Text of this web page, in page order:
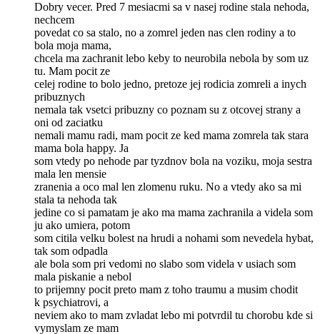
Dobry vecer. Pred 7 mesiacmi sa v nasej rodine stala nehoda,
nechcem
povedat co sa stalo, no a zomrel jeden nas clen rodiny a to
bola moja mama,
chcela ma zachranit lebo keby to neurobila nebola by som uz
tu. Mam pocit ze
celej rodine to bolo jedno, pretoze jej rodicia zomreli a inych
pribuznych
nemala tak vsetci pribuzny co poznam su z otcovej strany a
oni od zaciatku
nemali mamu radi, mam pocit ze ked mama zomrela tak stara
mama bola happy. Ja
som vtedy po nehode par tyzdnov bola na voziku, moja sestra
mala len mensie
zranenia a oco mal len zlomenu ruku. No a vtedy ako sa mi
stala ta nehoda tak
jedine co si pamatam je ako ma mama zachranila a videla som
ju ako umiera, potom
som citila velku bolest na hrudi a nohami som nevedela hybat,
tak som odpadla
ale bola som pri vedomi no slabo som videla v usiach som
mala piskanie a nebol
to prijemny pocit preto mam z toho traumu a musim chodit
k psychiatrovi, a
neviem ako to mam zvladat lebo mi potvrdil tu chorobu kde si
vymyslam ze mam